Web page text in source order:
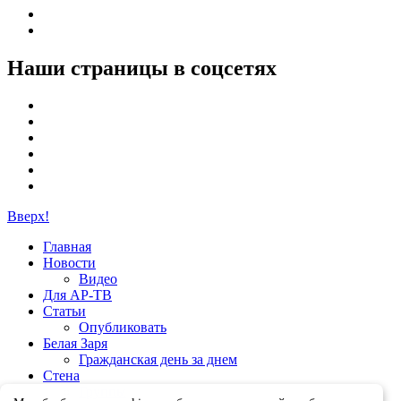
Наши страницы в соцсетях
Вверх!
Главная
Новости
Видео
Для АР-ТВ
Статьи
Опубликовать
Белая Заря
Гражданская день за днем
Стена